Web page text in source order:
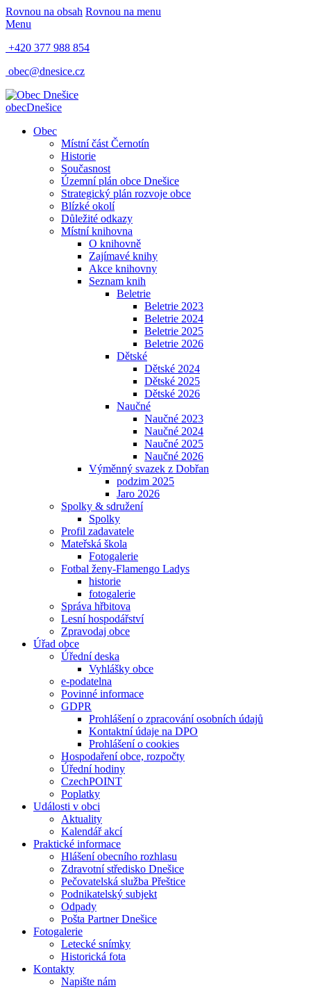
Rovnou na obsah Rovnou na menu
Menu
+420 377 988 854
obec@dnesice.cz
obecDnešice
Obec
Místní část Černotín
Historie
Současnost
Územní plán obce Dnešice
Strategický plán rozvoje obce
Blízké okolí
Důležité odkazy
Místní knihovna
O knihovně
Zajímavé knihy
Akce knihovny
Seznam knih
Beletrie
Beletrie 2023
Beletrie 2024
Beletrie 2025
Beletrie 2026
Dětské
Dětské 2024
Dětské 2025
Dětské 2026
Naučné
Naučné 2023
Naučné 2024
Naučné 2025
Naučné 2026
Výměnný svazek z Dobřan
podzim 2025
Jaro 2026
Spolky & sdružení
Spolky
Profil zadavatele
Mateřská škola
Fotogalerie
Fotbal ženy-Flamengo Ladys
historie
fotogalerie
Správa hřbitova
Lesní hospodářství
Zpravodaj obce
Úřad obce
Úřední deska
Vyhlášky obce
e-podatelna
Povinné informace
GDPR
Prohlášení o zpracování osobních údajů
Kontaktní údaje na DPO
Prohlášení o cookies
Hospodaření obce, rozpočty
Úřední hodiny
CzechPOINT
Poplatky
Události v obci
Aktuality
Kalendář akcí
Praktické informace
Hlášení obecního rozhlasu
Zdravotní středisko Dnešice
Pečovatelská služba Přeštice
Podnikatelský subjekt
Odpady
Pošta Partner Dnešice
Fotogalerie
Letecké snímky
Historická fota
Kontakty
Napište nám